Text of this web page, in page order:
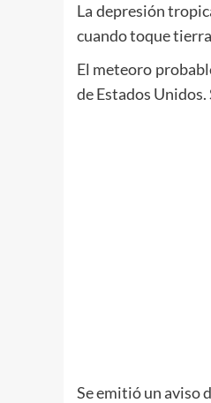
La depresión
cuando toque
El meteoro
de Estados
Se emitió un aviso